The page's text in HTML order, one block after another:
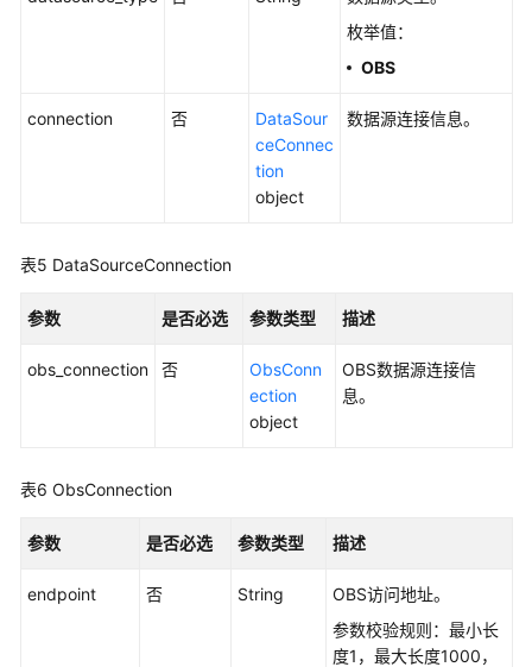
实
用
listApplications
日
枚举值：
OBS
connection 否
DataSour
ceConnec
tion
object
数据源连接信息。
表5 DataSourceConnection
参数 是否必选 参数类型 描述
obs_connection 否
ObsConn
ection
object
OBS数据源连接信
息。
表6 ObsConnection
参数 是否必选 参数类型 描述
endpoint 否 String
OBS访问地址。
参数校验规则：最小长
度1，最大长度1000，